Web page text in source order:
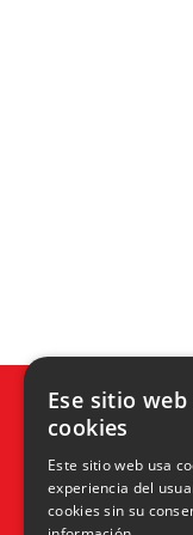
Ese sitio
cookies
Este sitio web usa
experiencia del
cookies sin su